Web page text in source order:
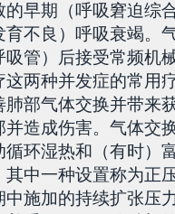
的早期（呼吸窘迫综
育不良）呼吸衰竭。
吸管）后接受常频机
这两种并发症的常用
肺部气体交换并带来
并造成伤害。气体交
循环湿热和（有时）
其中一种设置称为正
中施加的持续扩张压